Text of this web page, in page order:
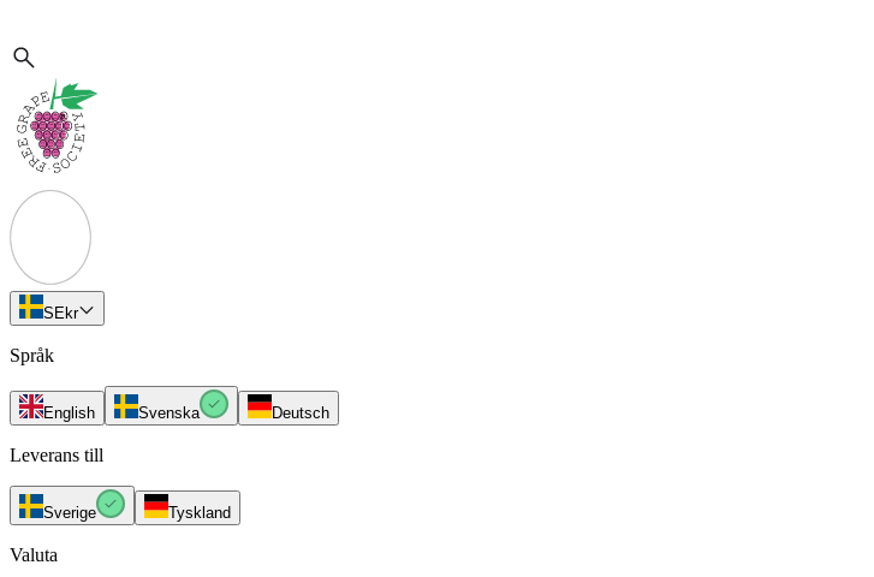
SEkr
Språk
English Svenska Deutsch
Leverans till
Sverige Tyskland
Valuta